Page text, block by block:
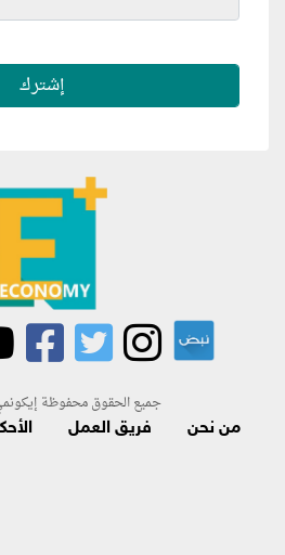
جميع الحقوق محفوظة إيكونمي
من نحن فريق العمل